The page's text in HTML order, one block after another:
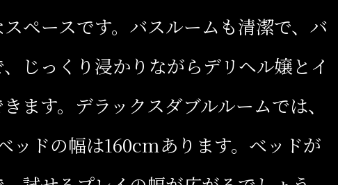
ペースです。バスルームも清潔で、バ
じっくり浸かりながらデリヘル嬢とイ
ます。デラックスダブルルームでは、
ッドの幅は160cmあります。ベッドが